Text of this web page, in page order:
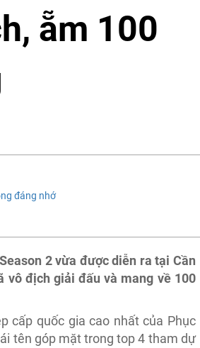
ẵm 100
đáng nhớ
2 vừa được diễn ra tại Cần
vô địch giải đấu và mang về 100
cấp quốc gia cao nhất của Phục
tên góp mặt trong top 4 tham dự